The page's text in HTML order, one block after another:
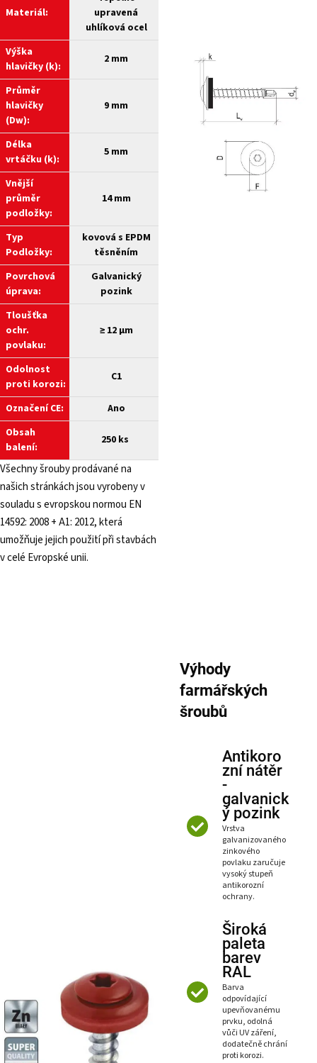
Materiál:
upravená
uhlíková ocel
Výška
hlavičky (k):
2 mm
Průměr
hlavičky
(Dw):
9 mm
Délka
vrtáčku (k):
5 mm
Vnější
průměr
podložky:
14 mm
Typ
Podložky:
kovová s EPDM
těsněním
Povrchová
úprava:
Galvanický
pozink
Tloušťka
ochr.
povlaku:
≥ 12 µm
Odolnost
proti korozi:
C1
Označení CE:
Ano
Obsah
balení:
250 ks
Všechny šrouby prodávané na
našich stránkách jsou vyrobeny v
souladu s evropskou normou EN
14592: 2008 + A1: 2012, která
umožňuje jejich použití při stavbách
v celé Evropské unii.
Výhody
farmářských
šroubů
Antikoro
zní nátěr
-
galvanick
ý pozink
Vrstva
galvanizovaného
zinkového
povlaku zaručuje
vysoký stupeň
antikorozní
ochrany.
Široká
paleta
barev
RAL
Barva
odpovídající
upevňovanému
prvku, odolná
vůči UV záření,
dodatečně chrání
proti korozi.